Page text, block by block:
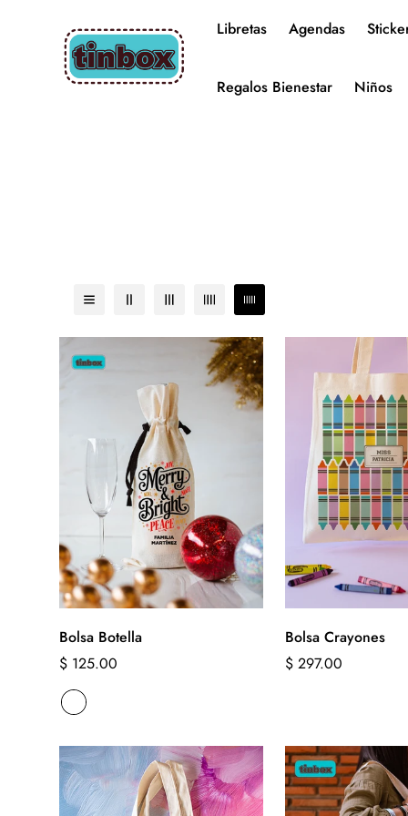
Libretas Agendas
Regalos Bienestar Niños
Bolsa Botella
Precio
regular
$ 125.00
Bolsa Crayones
Precio
$ 297.00